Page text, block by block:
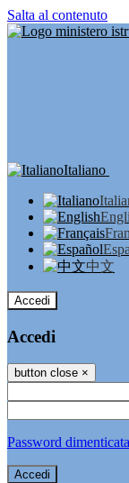
Salta al contenuto
Italiano
中文
Accedi
Accedi
button close ×
Password